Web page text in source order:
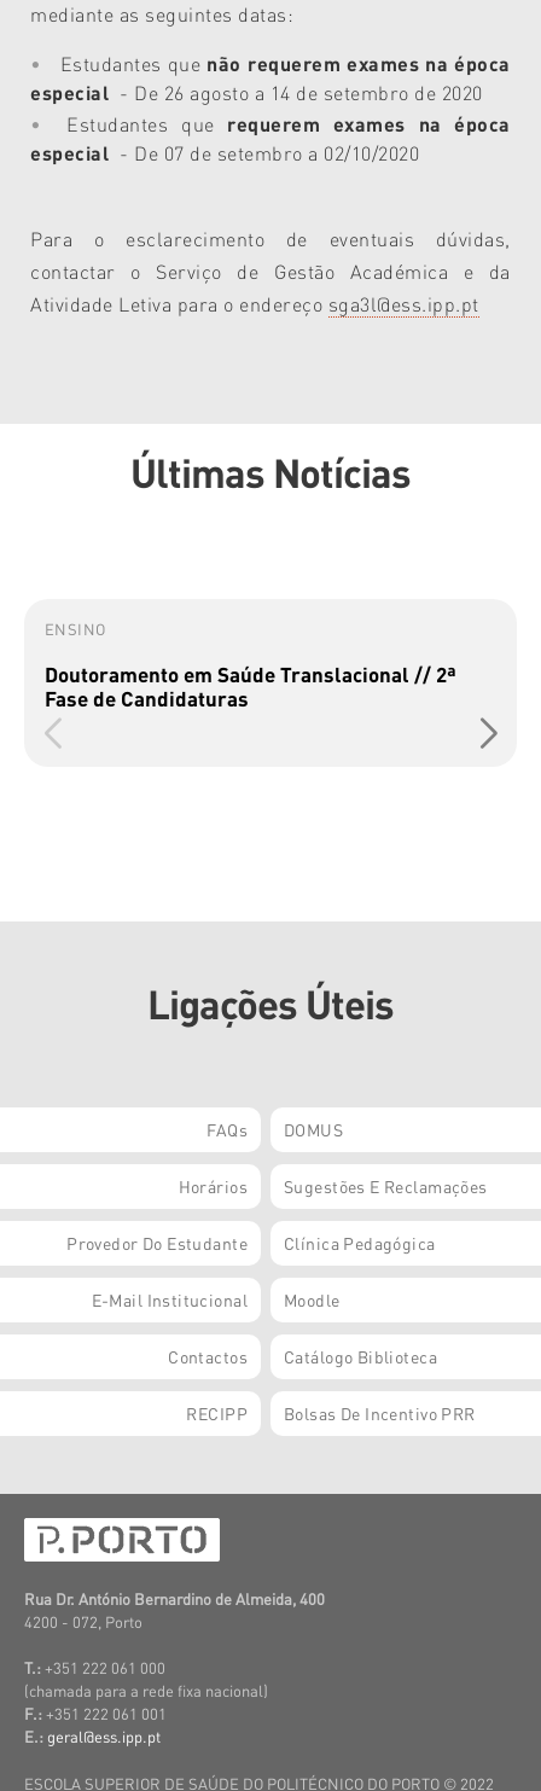
mediante as seguintes datas:
Estudantes que não requerem exames na época
especial - De 26 agosto a 14 de setembro de 2020
Estudantes que requerem exames na época
especial - De 07 de setembro a 02/10/2020
Para o esclarecimento de eventuais dúvidas,
contactar o Serviço de Gestão Académica e da
Atividade Letiva para o endereço sga3l@ess.ipp.pt
Últimas Notícias
ENSINO
Doutoramento em Saúde Translacional // 2ª
Fase de Candidaturas
Ligações Úteis
FAQs DOMUS
Horários Sugestões E Reclamações
Provedor Do Estudante Clínica Pedagógica
E-Mail Institucional Moodle
Contactos Catálogo Biblioteca
RECIPP Bolsas De Incentivo PRR
Rua Dr. António Bernardino de Almeida, 400
4200 - 072, Porto
T.: +351 222 061 000
(chamada para a rede fixa nacional)
F.: +351 222 061 001
E.: geral@ess.ipp.pt
ESCOLA SUPERIOR DE SAÚDE DO POLITÉCNICO DO PORTO © 2022